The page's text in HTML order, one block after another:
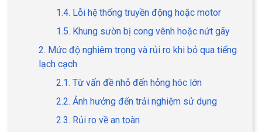
1.4. Lỗi hệ thống truyền động hoặc motor
1.5. Khung sườn bị cong vênh hoặc nứt gãy
2. Mức độ nghiêm trọng và rủi ro khi bỏ qua tiếng
lạch cạch
2.1. Từ vấn đề nhỏ đến hỏng hóc lớn
2.2. Ảnh hưởng đến trải nghiệm sử dụng
2.3. Rủi ro về an toàn